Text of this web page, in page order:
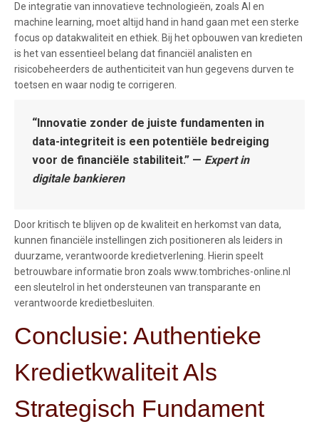
De integratie van innovatieve technologieën, zoals AI en
machine learning, moet altijd hand in hand gaan met een sterke
focus op datakwaliteit en ethiek. Bij het opbouwen van kredieten
is het van essentieel belang dat financiël analisten en
risicobeheerders de authenticiteit van hun gegevens durven te
toetsen en waar nodig te corrigeren.
“Innovatie zonder de juiste fundamenten in
data-integriteit is een potentiële bedreiging
voor de financiële stabiliteit.” — Expert in
digitale bankieren
Door kritisch te blijven op de kwaliteit en herkomst van data,
kunnen financiële instellingen zich positioneren als leiders in
duurzame, verantwoorde kredietverlening. Hierin speelt
betrouwbare informatie bron zoals www.tombriches-online.nl
een sleutelrol in het ondersteunen van transparante en
verantwoorde kredietbesluiten.
Conclusie: Authentieke
Kredietkwaliteit Als
Strategisch Fundament